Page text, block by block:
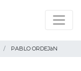
PABLO ORDEJàN